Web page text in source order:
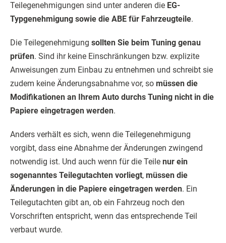
Teilegenehmigungen sind unter anderen die EG-
Typgenehmigung sowie die ABE für Fahrzeugteile.
Die Teilegenehmigung sollten Sie beim Tuning genau
prüfen. Sind ihr keine Einschränkungen bzw. explizite
Anweisungen zum Einbau zu entnehmen und schreibt sie
zudem keine Änderungsabnahme vor, so müssen die
Modifikationen an Ihrem Auto durchs Tuning nicht in die
Papiere eingetragen werden.
Anders verhält es sich, wenn die Teilegenehmigung
vorgibt, dass eine Abnahme der Änderungen zwingend
notwendig ist. Und auch wenn für die Teile nur ein
sogenanntes Teilegutachten vorliegt, müssen die
Änderungen in die Papiere eingetragen werden. Ein
Teilegutachten gibt an, ob ein Fahrzeug noch den
Vorschriften entspricht, wenn das entsprechende Teil
verbaut wurde.